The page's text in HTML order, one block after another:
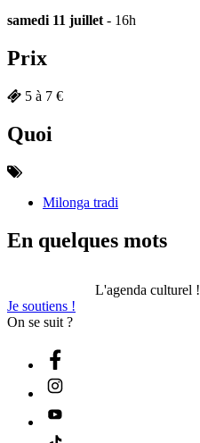
samedi 11 juillet - 16h
Prix
5 à 7 €
Quoi
Milonga tradi
En quelques mots
L'agenda culturel !
Je soutiens !
On se suit ?